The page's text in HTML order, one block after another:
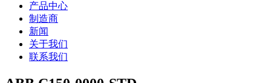
产品中心
制造商
新闻
关于我们
联系我们